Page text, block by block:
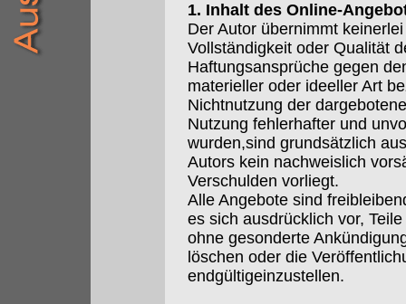
1. Inhalt des Online-
Der Autor übernimmt
Vollständigkeit oder Qualität
Haftungsansprüche gegen
materieller oder ideeller Art
Nichtnutzung der
Nutzung fehlerhafter und
wurden,sind grundsätzlich
Autors kein nachweislich
Verschulden vorliegt.
Alle Angebote sind
es sich ausdrücklich vor,
ohne gesonderte
löschen oder die
endgültigeinzustellen.